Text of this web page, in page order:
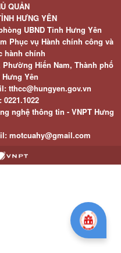
QUẢN
HƯNG YÊN
UBND Tỉnh Hưng Yên
Phục vụ Hành chính công và
hành chính
Hiến Nam, Thành phố
Yên
tthcc@hungyen.gov.vn
nghệ thông tin - VNPT Hưng
motcuahy@gmail.com